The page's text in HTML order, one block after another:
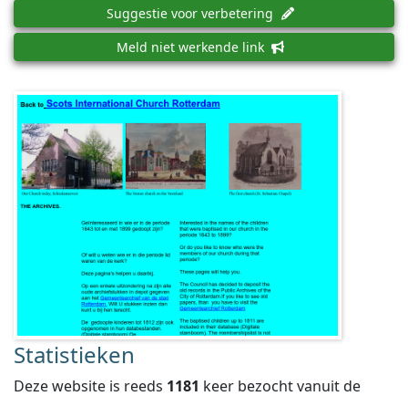
Suggestie voor verbetering
Meld niet werkende link
Statistieken
Deze website is reeds 1181 keer bezocht vanuit de